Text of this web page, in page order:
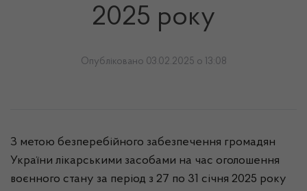
2025 року
Опубліковано 03.02.2025 о 13:08
З метою безперебійного забезпечення громадян
України лікарськими засобами на час оголошення
воєнного стану за період з 27 по 31 січня 2025 року